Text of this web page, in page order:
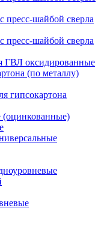
пресс-шайбой сверла
пресс-шайбой сверла
ГВЛ оксидированные
(по металлу)
гипсокартона
(оцинкованные)